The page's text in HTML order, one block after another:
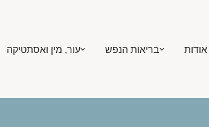
אודות בריאות הנפש עור, מין ואסתטיקה